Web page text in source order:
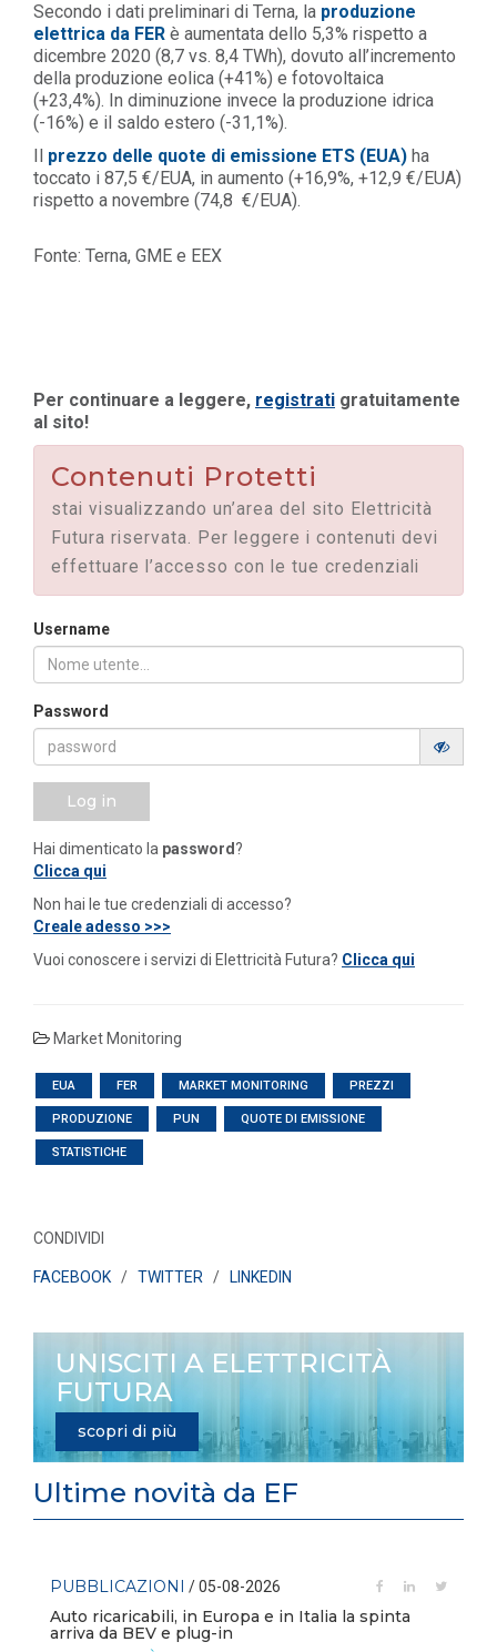
Secondo i dati preliminari di Terna, la produzione
elettrica da FER è aumentata dello 5,3% rispetto a
dicembre 2020 (8,7 vs. 8,4 TWh), dovuto all’incremento
della produzione eolica (+41%) e fotovoltaica
(+23,4%). In diminuzione invece la produzione idrica
(-16%) e il saldo estero (-31,1%).
Il prezzo delle quote di emissione ETS (EUA) ha
toccato i 87,5 €/EUA, in aumento (+16,9%, +12,9 €/EUA)
rispetto a novembre (74,8 €/EUA).
Fonte: Terna, GME e EEX
Per continuare a leggere, registrati gratuitamente
al sito!
Contenuti Protetti
stai visualizzando un’area del sito Elettricità
Futura riservata. Per leggere i contenuti devi
effettuare l’accesso con le tue credenziali
Username
Password
Log in
Hai dimenticato la password ?
Clicca qui
Non hai le tue credenziali di accesso?
Creale adesso >>>
Vuoi conoscere i servizi di Elettricità Futura? Clicca qui
Market Monitoring
EUA FER MARKET MONITORING PREZZI
PRODUZIONE PUN QUOTE DI EMISSIONE
STATISTICHE
CONDIVIDI
FACEBOOK / TWITTER / LINKEDIN
UNISCITI A ELETTRICITÀ
FUTURA
scopri di più
Ultime novità da EF
PUBBLICAZIONI / 05-08-2026
Auto ricaricabili, in Europa e in Italia la spinta
arriva da BEV e plug-in